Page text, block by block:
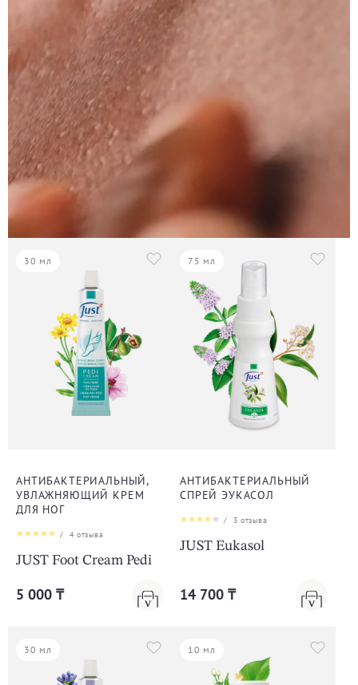
30 мл
АНТИБАКТЕРИАЛЬНЫЙ,
УВЛАЖНЯЮЩИЙ КРЕМ
ДЛЯ НОГ
/ 4отзыва
JUST Foot Cream Pedi
5 000 ₸
75 мл
АНТИБАКТЕРИАЛЬНЫЙ
СПРЕЙ ЭУКАСОЛ
/ 3 отзыва
JUST Eukasol
14 700 ₸
30 мл 10 мл